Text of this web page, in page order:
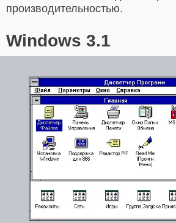
производительностью.
Windows 3.1